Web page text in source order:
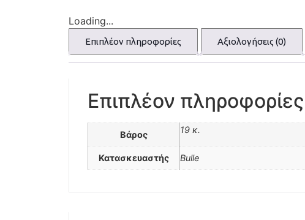
Loading...
Επιπλέον πληροφορίες Αξιολογήσεις (0)
Επιπλέον πληροφορίες
Βάρος 19 κ.
Κατασκευαστής Bulle